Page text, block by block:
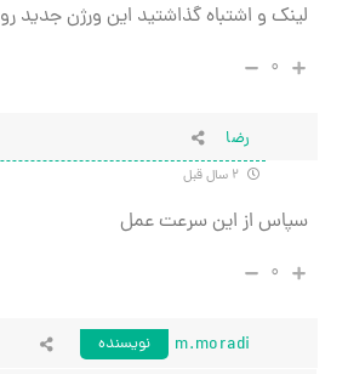
لینک و اشتباه گذاشتید این ورژن جدید رو
۰
رضا
سپاس از این سرعت عمل
۰
m.moradi
نویسنده